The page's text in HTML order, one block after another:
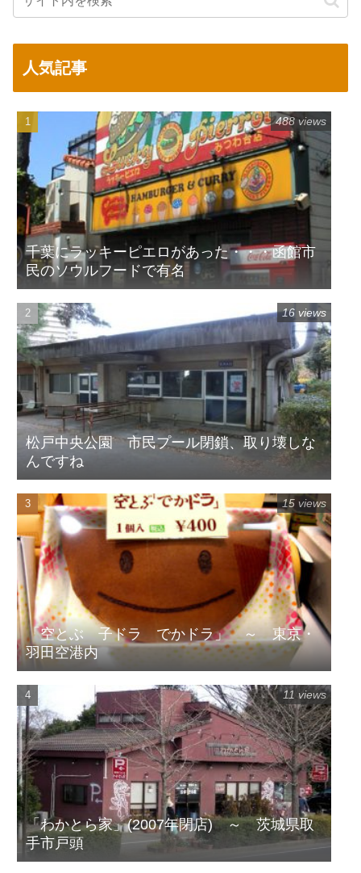
人気記事
千葉にラッキーピエロがあった・・・函館市
民のソウルフードで有名
488 views
松戸中央公園 市民プール閉鎖、取り壊しな
んですね
16 views
「空とぶ 子ドラ でかドラ」 ～ 東京・
羽田空港内
15 views
「わかとら家」(2007年閉店) ～ 茨城県取
手市戸頭
11 views